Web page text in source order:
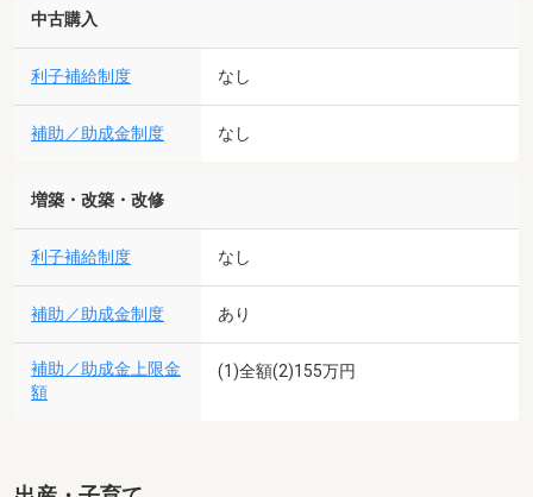
中古購入
利子補給制度 なし
補助／助成金制度 なし
増築・改築・改修
利子補給制度 なし
補助／助成金制度 あり
補助／助成金上限金
額
(1)全額(2)155万円